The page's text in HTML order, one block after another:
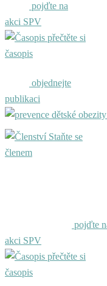
pojďte na
akci SPV
přečtěte si
časopis
objednejte
publikaci
Staňte se
členem
pojďte
akci SPV
přečtěte si
časopis